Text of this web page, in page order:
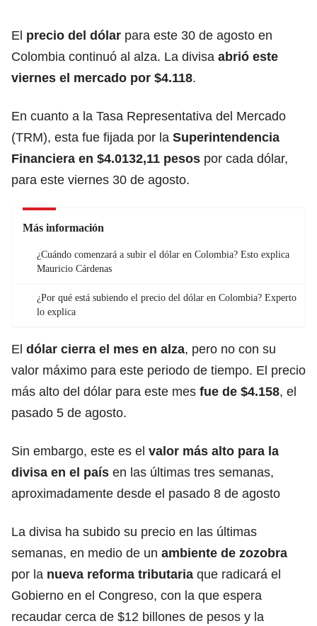
El precio del dólar para este 30 de agosto en
Colombia continuó al alza. La divisa abrió este
viernes el mercado por $4.118.
En cuanto a la Tasa Representativa del Mercado
(TRM), esta fue fijada por la Superintendencia
Financiera en $4.0132,11 pesos por cada dólar,
para este viernes 30 de agosto.
Más información
¿Cuándo comenzará a subir el dólar en Colombia? Esto explica
Mauricio Cárdenas
¿Por qué está subiendo el precio del dólar en Colombia? Experto
lo explica
El dólar cierra el mes en alza, pero no con su
valor máximo para este periodo de tiempo. El precio
más alto del dólar para este mes fue de $4.158, el
pasado 5 de agosto.
Sin embargo, este es el valor más alto para la
divisa en el país en las últimas tres semanas,
aproximadamente desde el pasado 8 de agosto
La divisa ha subido su precio en las últimas
semanas, en medio de un ambiente de zozobra
por la nueva reforma tributaria que radicará el
Gobierno en el Congreso, con la que espera
recaudar cerca de $12 billones de pesos y la